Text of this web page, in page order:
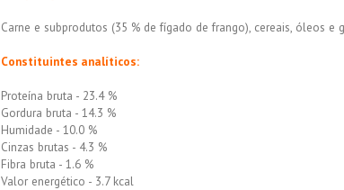
Carne e subprodutos (35 % de fígado de frango), cereais, óleos e
Constituintes analíticos:
Proteína bruta - 23.4 %
Gordura bruta - 14.3 %
Humidade - 10.0 %
Cinzas brutas - 4.3 %
Fibra bruta - 1.6 %
Valor energético - 3.7 kcal